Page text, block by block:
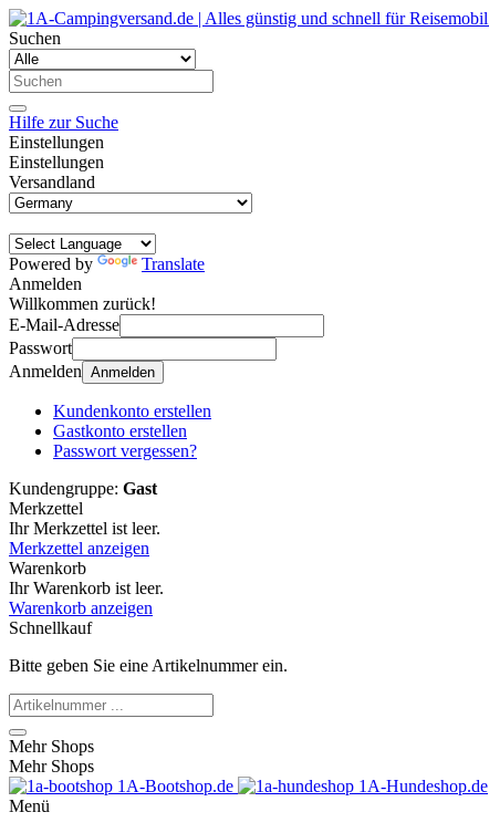
Suchen
Hilfe zur Suche
Einstellungen
Einstellungen
Versandland
Powered by
Translate
Anmelden
Willkommen zurück!
E-Mail-Adresse
Passwort
Anmelden Anmelden
Kundenkonto erstellen
Gastkonto erstellen
Passwort vergessen?
Kundengruppe: Gast
Merkzettel
Ihr Merkzettel ist leer.
Merkzettel anzeigen
Warenkorb
Ihr Warenkorb ist leer.
Warenkorb anzeigen
Schnellkauf
Bitte geben Sie eine Artikelnummer ein.
Mehr Shops
Mehr Shops
1A-Bootshop.de
1A-Hundeshop.de
Menü